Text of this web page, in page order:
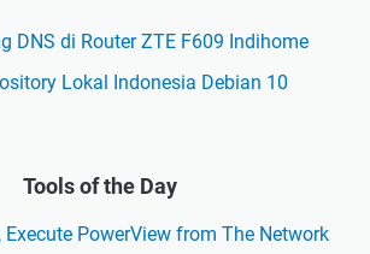
DNS di Router ZTE F609 Indihome
Lokal Indonesia Debian 10
Tools of the Day
Execute PowerView from The Network